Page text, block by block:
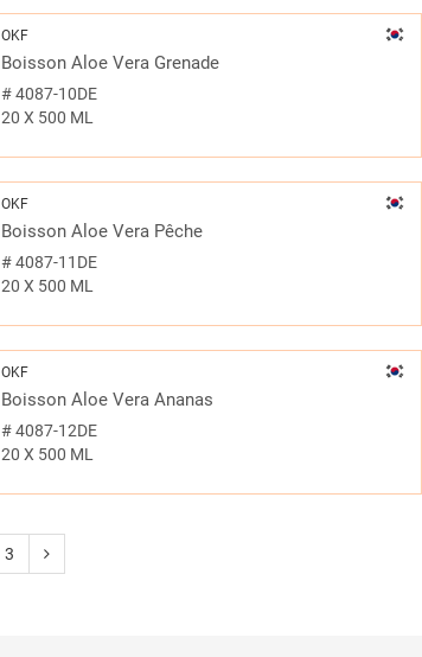
OKF
Boisson Aloe Vera Grenade
#4087-10DE
20 X 500 ML
OKF
Boisson Aloe Vera Pêche
#4087-11DE
20 X 500 ML
OKF
Boisson Aloe Vera Ananas
#4087-12DE
20 X 500 ML
3